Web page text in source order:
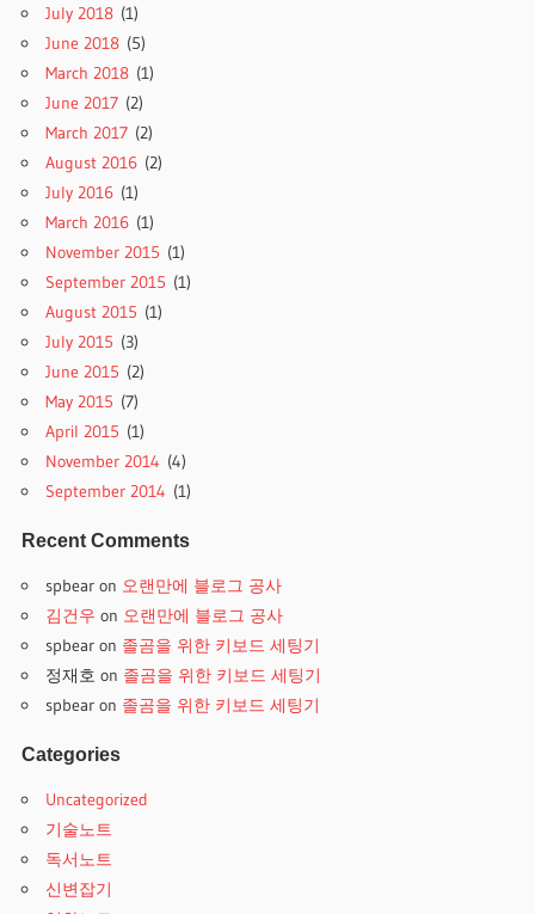
July 2018 (1)
June 2018 (5)
March 2018 (1)
June 2017 (2)
March 2017 (2)
August 2016 (2)
July 2016 (1)
March 2016 (1)
November 2015 (1)
September 2015 (1)
August 2015 (1)
July 2015 (3)
June 2015 (2)
May 2015 (7)
April 2015 (1)
November 2014 (4)
September 2014 (1)
Recent Comments
spbear on 오랜만에 블로그 공사
김건우 on 오랜만에 블로그 공사
spbear on 졸곰을 위한 키보드 세팅기
정재호 on 졸곰을 위한 키보드 세팅기
spbear on 졸곰을 위한 키보드 세팅기
Categories
Uncategorized
기술노트
독서노트
신변잡기